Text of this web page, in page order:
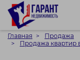
Главная
Продажа
Продажа